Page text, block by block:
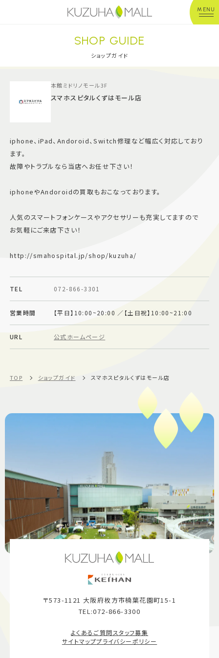
MENU
年中無休平 日：10:00~20:00
※店舗により異なる
ショップガイド
ショップニュース
アクセス＆駐車場
Follow US
SHOP GUIDE
ショップガイド
本館ミドリノモール3F
スマホスピタルくずはモール店
iphone、iPad、Andoroid、Switch修理など幅広く対応しており
ます。
故障やトラブルなら当店へお任せ下さい！
iphoneやAndoroidの買取もおこなっております。
人気のスマートフォンケースやアクセサリーも充実してますので
お気軽にご来店下さい！
http://smahospital.jp/shop/kuzuha/
TEL 072-866-3301
営業時間 【平日】10:00~20:00 ／【土日祝】10:00~21:00
URL 公式ホームページ
TOP ショップガイド スマホスピタルくずはモール店
〒573-1121 大阪府枚方市楠葉花園町15-1
TEL:072-866-3300
よくあるご質問スタッフ募集
サイトマッププライバシーポリシー